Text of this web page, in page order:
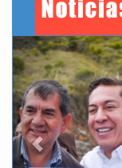
Previous